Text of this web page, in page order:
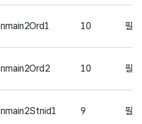
nmain2Ord1 10 필
nmain2Ord2 10 필
nmain2Stnid1 9 필